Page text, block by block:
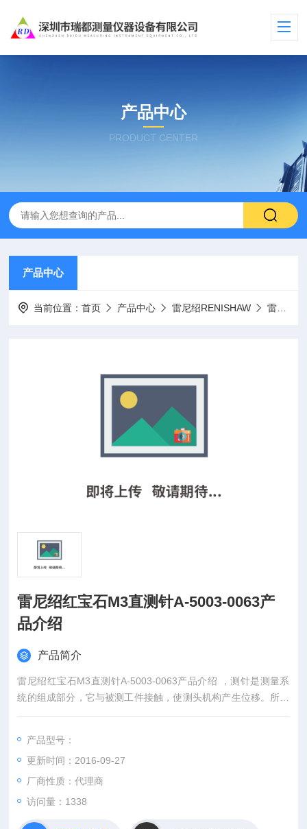
产品中心
PRODUCT CENTER
产品中心
当前位置：首页 产品中心 雷尼绍RENISHAW 雷尼绍红宝石测针
雷尼绍红宝石M3直测针A-5003-0063产
品介绍
产品简介
雷尼绍红宝石M3直测针A-5003-0063产品介绍 ，测针是测量系
统的组成部分，它与被测工件接触，使测头机构产生位移。所产
生的信号经处理得出测量结果。被测工件的外型特征将决定要采
都至关重要。M2螺纹直测针主要用于业界标准的坐标测量机测
头TP2、TP20和TP200的测针。
产品型号：
更新时间：2016-09-27
厂商性质：代理商
访问量：1338